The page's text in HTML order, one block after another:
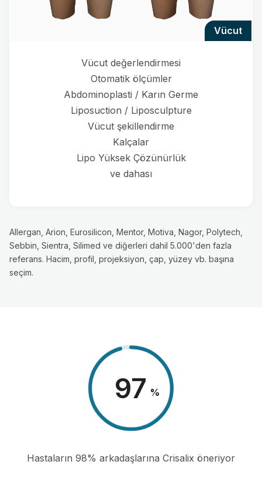
vücut
Vücut değerlendirmesi
Otomatik ölçümler
Abdominoplasti / Karın Germe
Liposuction / Liposculpture
Vücut şekillendirme
Kalçalar
Lipo Yüksek Çözünürlük
ve dahası
Allergan, Arion, Eurosilicon, Mentor, Motiva, Nagor, Polytech,
Sebbin, Sientra, Silimed ve diğerleri dahil 5.000'den fazla
referans. Hacim, profil, projeksiyon, çap, yüzey vb. başına
seçim.
98 %
Hastaların 98% arkadaşlarına Crisalix öneriyor